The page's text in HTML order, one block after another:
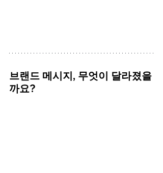
브랜드 메시지, 무엇이 달라졌을
까요?